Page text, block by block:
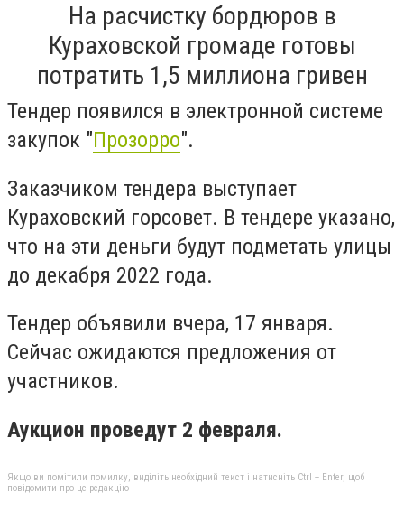
На расчистку бордюров в
Кураховской громаде готовы
потратить 1,5 миллиона гривен
Тендер появился в электронной системе
закупок "Прозорро".
Заказчиком тендера выступает
Кураховский горсовет. В тендере указано,
что на эти деньги будут подметать улицы
до декабря 2022 года.
Тендер объявили вчера, 17 января.
Сейчас ожидаются предложения от
участников.
Аукцион проведут 2 февраля.
Якщо ви помітили помилку, виділіть необхідний текст і натисніть Ctrl + Enter, щоб
повідомити про це редакцію